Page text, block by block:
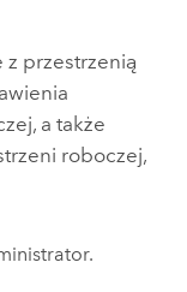
z przestrzenią
a także
roboczej,